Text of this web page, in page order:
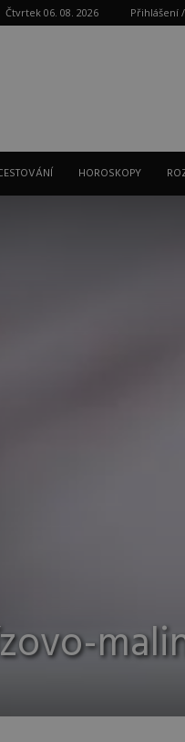
Čtvrtek 06. 08. 2026 Přihlášení
HOROSKOPY